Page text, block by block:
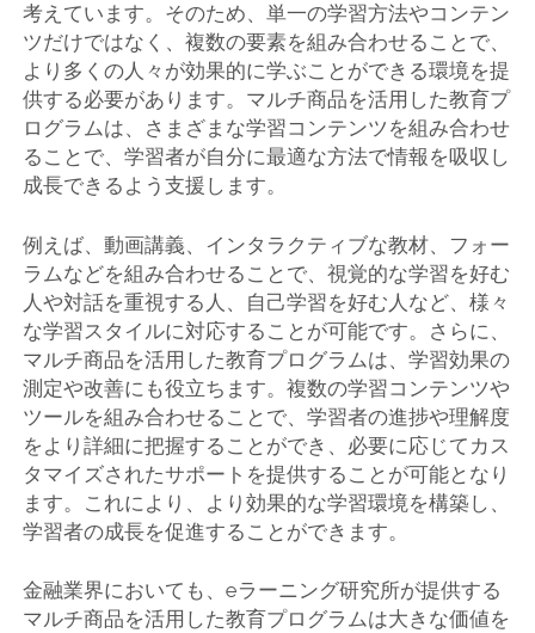
考えています。そのため、単一の学習方法やコンテン
ツだけではなく、複数の要素を組み合わせることで、
より多くの人々が効果的に学ぶことができる環境を提
供する必要があります。マルチ商品を活用した教育プ
ログラムは、さまざまな学習コンテンツを組み合わせ
ることで、学習者が自分に最適な方法で情報を吸収し
成長できるよう支援します。
例えば、動画講義、インタラクティブな教材、フォー
ラムなどを組み合わせることで、視覚的な学習を好む
人や対話を重視する人、自己学習を好む人など、様々
な学習スタイルに対応することが可能です。さらに、
マルチ商品を活用した教育プログラムは、学習効果の
測定や改善にも役立ちます。複数の学習コンテンツや
ツールを組み合わせることで、学習者の進捗や理解度
をより詳細に把握することができ、必要に応じてカス
タマイズされたサポートを提供することが可能となり
ます。これにより、より効果的な学習環境を構築し、
学習者の成長を促進することができます。
金融業界においても、eラーニング研究所が提供する
マルチ商品を活用した教育プログラムは大きな価値を